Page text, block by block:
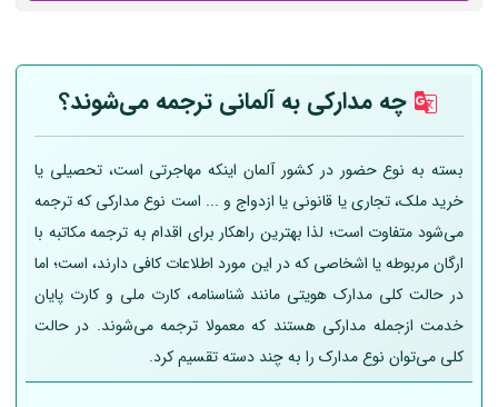
چه مدارکی بهآلمانی ترجمه می‌شوند؟
بسته به نوع حضور در کشور آلمان اینکه مهاجرتی است، تحصیلی یا
خرید ملک، تجاری یا قانونی یا ازدواج و ... است نوع مدارکی که ترجمه
می‌شود متفاوت است؛ لذا بهترین راهکار برای اقدام به ترجمه مکاتبه با
ارگان مربوطه یا اشخاصی که در این مورد اطلاعات کافی دارند، است؛ اما
در حالت کلی مدارک هویتی مانند شناسنامه، کارت ملی و کارت پایان
خدمت ازجمله مدارکی هستند که معمولا ترجمه می‌شوند. در حالت
کلی می‌توان نوع مدارک را به چند دسته تقسیم کرد.